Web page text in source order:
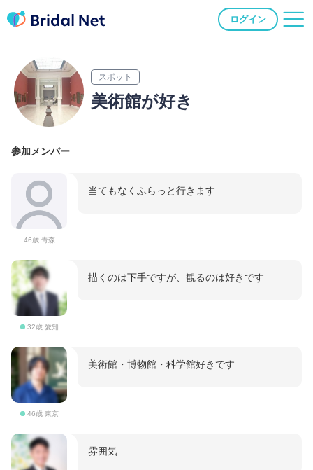
ログイン
スポット
美術館が好き
参加メンバー
46歳 青森
当てもなくふらっと行きます
32歳 愛知
描くのは下手ですが、観るのは好きです
46歳 東京
美術館・博物館・科学館好きです
雰囲気